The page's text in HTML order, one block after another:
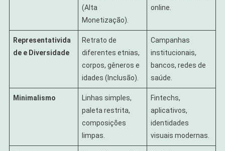
(Alta
Monetização).
online.
Representativida
de e Diversidade
Retrato de
diferentes etnias,
corpos, gêneros e
idades (Inclusão).
Campanhas
institucionais,
bancos, redes de
saúde.
Minimalismo
Linhas simples,
paleta restrita,
composições
limpas.
Fintechs,
aplicativos,
identidades
visuais modernas.